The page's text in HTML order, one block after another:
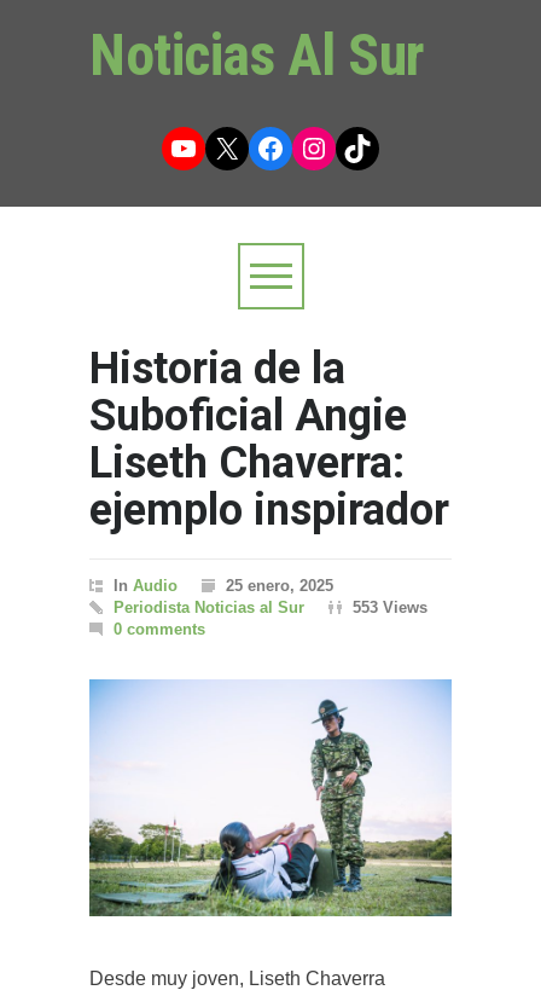
Noticias Al Sur
YouTube
X Facebook
Instagram
TikTok
Historia de la
Suboficial Angie
Liseth Chaverra:
ejemplo inspirador
In Audio
25 enero, 2025
Periodista Noticias al Sur
553 Views
0 comments
Desde muy joven, Liseth Chaverra